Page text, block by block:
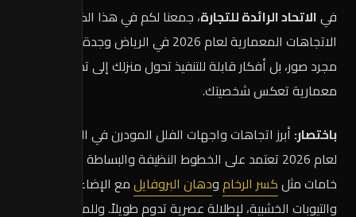
فيالاتحاد الرائدة للتجارة، جمعنا لكم في هذا الكتالوج خلاصة
الاتجاهات المعمارية لعام 2026 في الرياض وجدة. هذه ليست
مجرد صور، بل أفكار قابلة للتنفيذ تحول منزلك إلى تحفة
معمارية تعكس شخصيتك.
باختصار: أبرز اتجاهات واجهات الفلل المودرن في السعودية
لعام 2026 تعتمد على الخطوط النظيفة والبساطة ودمج
خامات مثلكسر الرخامودهان البروفايلمع الإضاءة المخفية
والتيوبات الخشبية، لإطلالة عصرية تدوم طويلاً. وللمزيد عن أنواع